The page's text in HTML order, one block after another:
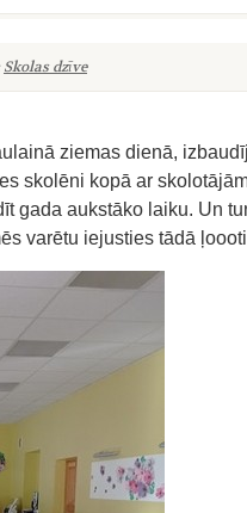
Skolas dzīve
ziemas dienā,
skolēni kopā ar
gada aukstāko laiku. Un
varētu iejusties tādā